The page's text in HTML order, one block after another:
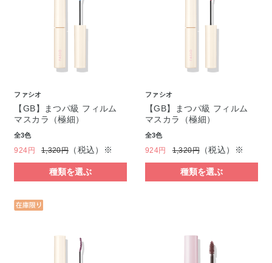
ファシオ
【GB】まつパ級 フィルム
マスカラ（極細）
全3色
924円 1,320円（税込）※
種類を選ぶ
ファシオ
【GB】まつパ級 フィルム
マスカラ（極細）
全3色
924円 1,320円（税込）※
種類を選ぶ